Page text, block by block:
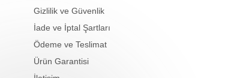
Gizlilik ve Güvenlik
İade ve İptal Şartları
Ödeme ve Teslimat
Ürün Garantisi